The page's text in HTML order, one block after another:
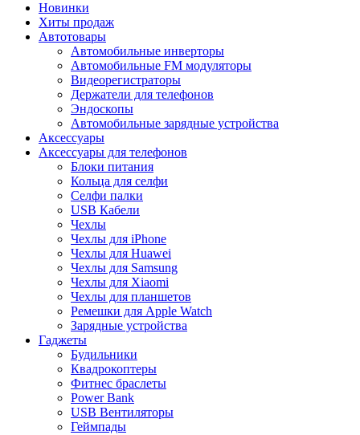
Новинки
Хиты продаж
Автотовары
Автомобильные инверторы
Автомобильные FM модуляторы
Видеорегистраторы
Держатели для телефонов
Эндоскопы
Автомобильные зарядные устройства
Аксессуары
Аксессуары для телефонов
Блоки питания
Кольца для селфи
Селфи палки
USB Кабели
Чехлы
Чехлы для iPhone
Чехлы для Huawei
Чехлы для Samsung
Чехлы для Xiaomi
Чехлы для планшетов
Ремешки для Apple Watch
Зарядные устройства
Гаджеты
Будильники
Квадрокоптеры
Фитнес браслеты
Power Bank
USB Вентиляторы
Геймпады